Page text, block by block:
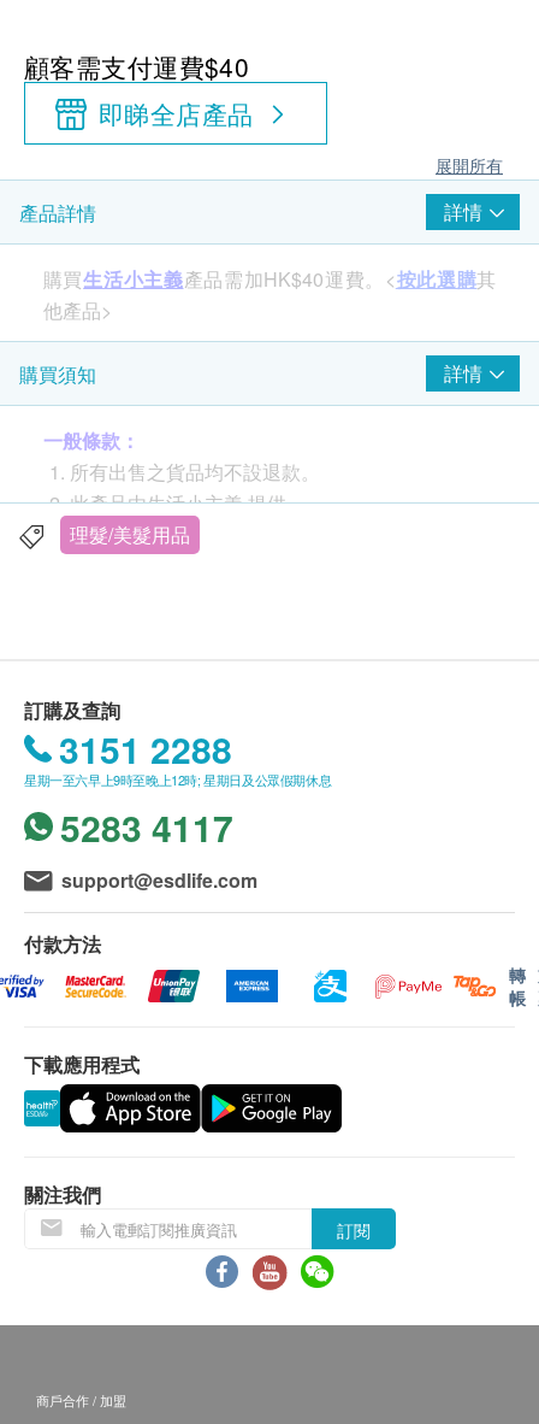
顧客需支付運費$40
即睇全店產品
展開所有
產品詳情 詳情
購買生活小主義產品需加HK$40運費。<按此選購其
他產品>
產品介紹
精確造型，只有一半的損壞
錳銅合金板，機加工成與人的頭髮相同的寬度。
傳感器系統的特寫X射線照片
智能控制的加熱系統
電子和熱接口的靈活佈置。集成的傳感器系統每秒
可調節板的溫度100次，因此您不會超出設定的溫
度。
4芯鋰離子電池的特寫X射線照片
Dyson Corrale™矯直機由4芯鋰離子電池供電，可
提供無繩有線矯直機的熱性能。
OLED屏幕在使用過程中顯示電池電量，溫度控制
適合所有髮型三種精確的加熱設置（330°F，
365°F和410°F）適合您的頭髮類型，長度和所需
長達30分鐘的無繩造型
通過充電底座最大程度地延長運行時間
購買須知 詳情
一般條款：
所有出售之貨品均不設退款。
此產品由生活小主義 提供。
如有任何爭議，生活小主義 及健康網購
不排除運送時間會因節日而有所影響。當八號烈風
訊號懸掛或黑色暴雨警告生效時，送貨服務時間將
會延遲。
所有訂單須視乎相關貨品的供應情況再作最後確
認。倘若健康網購health.ESDlife未能提供任何訂
單上的貨品，健康網購health.ESDlife有權拒絕接
受該訂單，並且會於送貨前透過電話或電郵通知顧
客再作安排。
退換條款：
有損毀情況，一經確認簽收，恕不接受退換。
退換產品必須包裝完整，如退換之產品有任何殘缺
或過期退回，供應商有權不受理。
正本，並於送貨後3個工作天內按下列方式聯絡生
活小主義 客戶服務部跟進。
電郵: info@gadgetmonocle-hk.com
查詢熱線: 852-52360198
理髮/美髮用品
訂購及查詢
3151 2288
星期一至六早上9時至晚上12時; 星期日及公眾假期休息
5283 4117
support@esdlife.com
付款方法
轉
帳
下載應用程式
關注我們
訂閱
商戶合作 / 加盟